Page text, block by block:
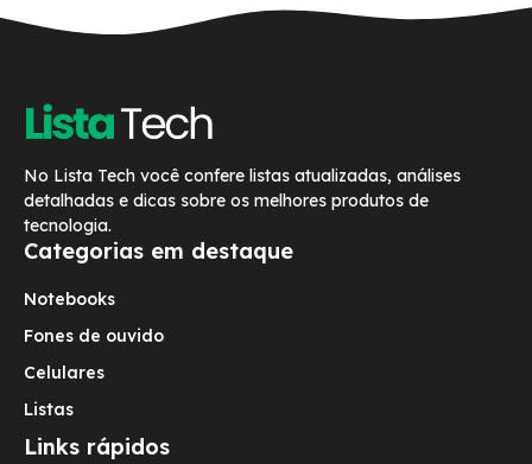
No Lista Tech você confere listas atualizadas, análises
detalhadas e dicas sobre os melhores produtos de
tecnologia.
Categorias em destaque
Notebooks
Fones de ouvido
Celulares
Listas
Links rápidos